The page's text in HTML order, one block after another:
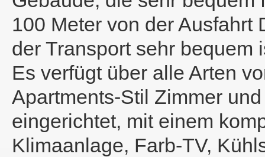
100 Meter von der Ausfahrt
der Transport sehr bequem
Es verfügt über alle Arten
Apartments-Stil Zimmer
eingerichtet, mit einem
Klimaanlage, Farb-TV,